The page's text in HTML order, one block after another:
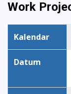
Work
Kalendar
Datum